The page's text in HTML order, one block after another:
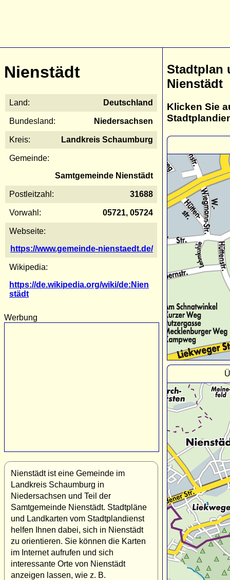
Nienstädt
Land: Deutschland
Bundesland: Niedersachsen
Kreis: Landkreis Schaumburg
Gemeinde:
Samtgemeinde Nienstädt
Postleitzahl: 31688
Vorwahl: 05721, 05724
Webseite:
https://www.gemeinde-nienstaedt.de/
Wikipedia:
https://de.wikipedia.org/wiki/de:Nien
städt
Werbung
Nienstädt ist eine Gemeinde im
Landkreis Schaumburg in
Niedersachsen und Teil der
Samtgemeinde Nienstädt. Stadtpläne
und Landkarten vom Stadtplandienst
helfen Ihnen dabei, sich in Nienstädt
zu orientieren. Sie können die Karten
im Internet aufrufen und sich
interessante Orte von Nienstädt
anzeigen lassen, wie z. B.
Stadtplan
Nienstädt
Klicken Sie